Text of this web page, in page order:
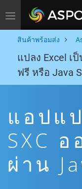
Toggle navigation
สินค้าพร้อมส่ง
แปลง Excel เ
ฟรี หรือ Java
แอปแ
SXC
ผ่าน